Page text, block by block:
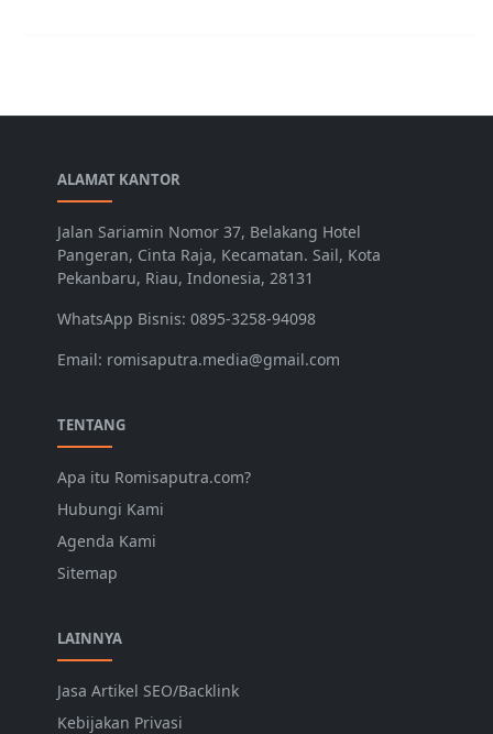
ALAMAT KANTOR
Jalan Sariamin Nomor 37, Belakang Hotel
Pangeran, Cinta Raja, Kecamatan. Sail, Kota
Pekanbaru, Riau, Indonesia, 28131
WhatsApp Bisnis: 0895-3258-94098
Email: romisaputra.media@gmail.com
TENTANG
Apa itu Romisaputra.com?
Hubungi Kami
Agenda Kami
Sitemap
LAINNYA
Jasa Artikel SEO/Backlink
Kebijakan Privasi